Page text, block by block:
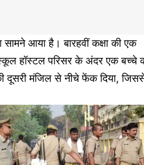
सामने आया है। बारहवीं कक्षा की एक
हॉस्टल परिसर के अंदर एक बच्चे
दूसरी मंजिल से नीचे फेंक दिया,